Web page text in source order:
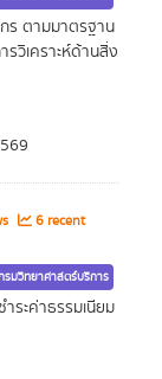
ร ตามมาตรฐาน
วิเคราะห์ด้านสิ่ง
6 recent
มวิทยาศาสตร์บริการ
ระค่าธรรมเนียม